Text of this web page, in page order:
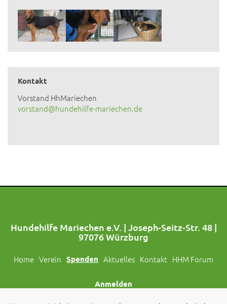
Kontakt
Vorstand HhMariechen
vorstand@hundehilfe-mariechen.de
Hundehilfe Mariechen e.V. | Joseph-Seitz-Str. 48 |
97076 Würzburg
Home Verein Spenden Aktuelles Kontakt HHM Forum
Anmelden